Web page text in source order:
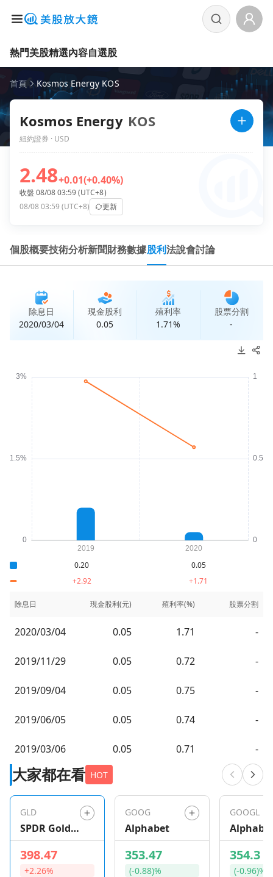
熱門美股精選內容自選股
首頁 Kosmos Energy KOS
Kosmos Energy KOS
紐約證券 · USD
2.48+0.01(+0.40%)
收盤 08/08 03:59 (UTC+8)
08/08 03:59 (UTC+8)
更新
個股概要技術分析新聞財務數據股利法說會討論
除息日
2020/03/04
現金股利
0.05
殖利率
1.71%
股票分割
-
0.20
0.05
+2.92
+1.71
除息日 現金股利(元) 殖利率(%) 股票分割
2020/03/04 0.05 1.71 -
2019/11/29 0.05 0.72 -
2019/09/04 0.05 0.75 -
2019/06/05 0.05 0.74 -
2019/03/06 0.05 0.71 -
大家都在看 HOT
GLD
SPDR Gold
Shares
398.47
+2.26%
GOOG
Alphabet
353.47
(-0.88)%
GOOGL
354.3
(-0.96)%